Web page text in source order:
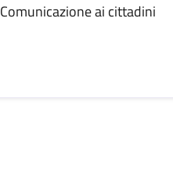
Comunicazione ai cittadini